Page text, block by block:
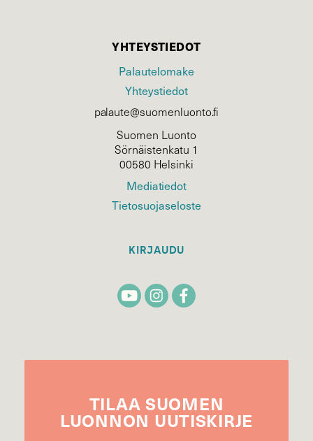
YHTEYSTIEDOT
Palautelomake
Yhteystiedot
palaute@suomenluonto.fi
Suomen Luonto
Sörnäistenkatu 1
00580 Helsinki
Mediatiedot
Tietosuojaseloste
KIRJAUDU
TILAA SUOMEN
LUONNON UUTIS­KIRJE